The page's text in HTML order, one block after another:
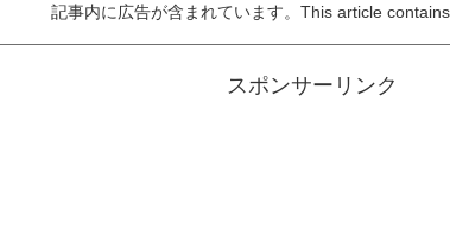
記事内に広告が含まれています。This article
スポンサーリンク